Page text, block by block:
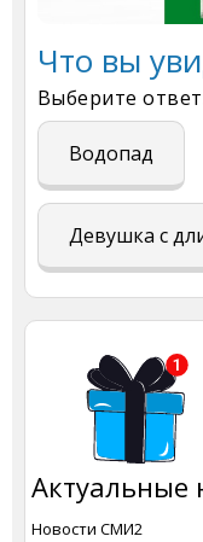
Что вы
Выберите
Водопад
Девушка с
Актуальные
Новости СМИ2